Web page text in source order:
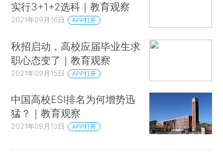
实行3+1+2选科｜教育观察
2021年09月16日 APP打开
秋招启动，高校应届毕业生求
职心态变了｜教育观察
2021年09月15日 APP打开
中国高校ESI排名为何增势迅
猛？｜教育观察
2021年09月13日 APP打开